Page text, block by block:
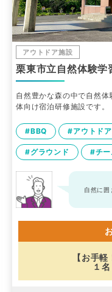
アウトドア施設
栗東市立自然体験学
自然豊かな森の中で自然
体向け宿泊研修施設です。
#BBQ #アウトドア
#グラウンド #チー
自然に囲
【お手
１